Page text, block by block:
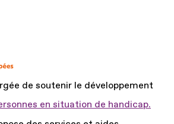
de soutenir le développement
en situation de handicap.